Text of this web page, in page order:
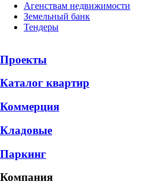
Агенствам недвижимости
Земельный банк
Тендеры
Проекты
Каталог квартир
Коммерция
Кладовые
Паркинг
Компания